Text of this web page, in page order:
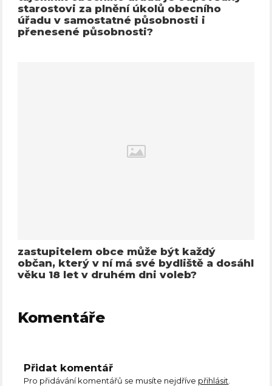
starostovi za plnění úkolů obecního
úřadu v samostatné působnosti i
přenesené působnosti?
zastupitelem obce může být každý
občan, který v ní má své bydliště a dosáhl
věku 18 let v druhém dni voleb?
Komentáře
Přidat komentář
Pro přidávání komentářů se musíte nejdříve přihlásit